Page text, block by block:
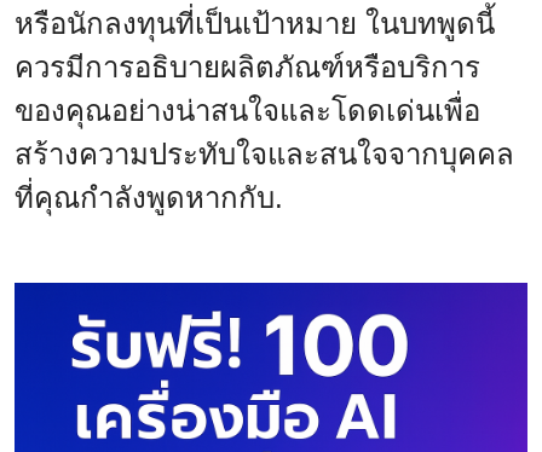
หรือนักลงทุนที่เป็นเป้าหมาย ในบทพูดนี้
ควรมีการอธิบายผลิตภัณฑ์หรือบริการ
ของคุณอย่างน่าสนใจและโดดเด่นเพื่อ
สร้างความประทับใจและสนใจจากบุคคล
ที่คุณกำลังพูดหากกับ.